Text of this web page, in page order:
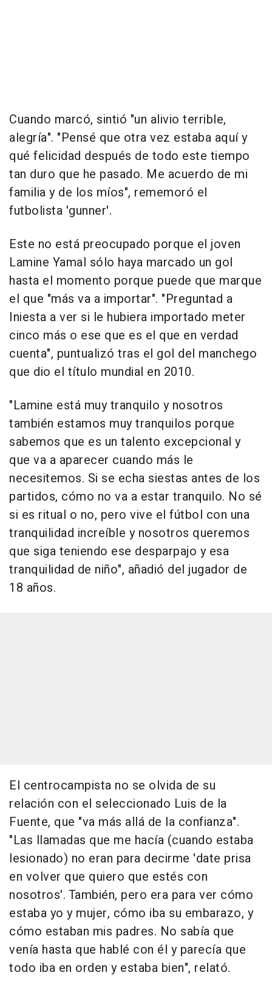
Cuando marcó, sintió "un alivio terrible,
alegría". "Pensé que otra vez estaba aquí y
qué felicidad después de todo este tiempo
tan duro que he pasado. Me acuerdo de mi
familia y de los míos", rememoró el
futbolista 'gunner'.
Este no está preocupado porque el joven
Lamine Yamal sólo haya marcado un gol
hasta el momento porque puede que marque
el que "más va a importar". "Preguntad a
Iniesta a ver si le hubiera importado meter
cinco más o ese que es el que en verdad
cuenta", puntualizó tras el gol del manchego
que dio el título mundial en 2010.
"Lamine está muy tranquilo y nosotros
también estamos muy tranquilos porque
sabemos que es un talento excepcional y
que va a aparecer cuando más le
necesitemos. Si se echa siestas antes de los
partidos, cómo no va a estar tranquilo. No sé
si es ritual o no, pero vive el fútbol con una
tranquilidad increíble y nosotros queremos
que siga teniendo ese desparpajo y esa
tranquilidad de niño", añadió del jugador de
18 años.
El centrocampista no se olvida de su
relación con el seleccionado Luis de la
Fuente, que "va más allá de la confianza".
"Las llamadas que me hacía (cuando estaba
lesionado) no eran para decirme 'date prisa
en volver que quiero que estés con
nosotros'. También, pero era para ver cómo
estaba yo y mujer, cómo iba su embarazo, y
cómo estaban mis padres. No sabía que
venía hasta que hablé con él y parecía que
todo iba en orden y estaba bien", relató.